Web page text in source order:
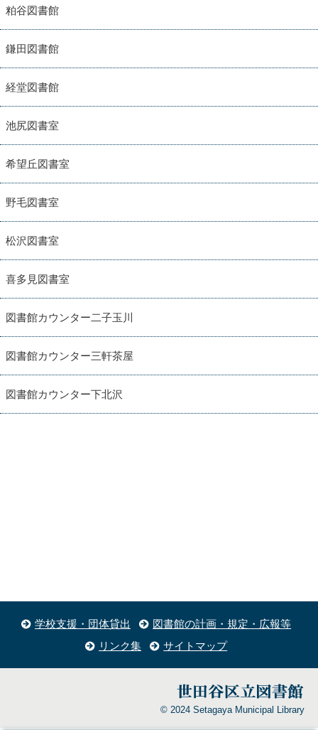
粕谷図書館
鎌田図書館
経堂図書館
池尻図書室
希望丘図書室
野毛図書室
松沢図書室
喜多見図書室
図書館カウンター二子玉川
図書館カウンター三軒茶屋
図書館カウンター下北沢
学校支援・団体貸出
図書館の計画・規定・広報等
リンク集
サイトマップ
© 2024 Setagaya Municipal Library